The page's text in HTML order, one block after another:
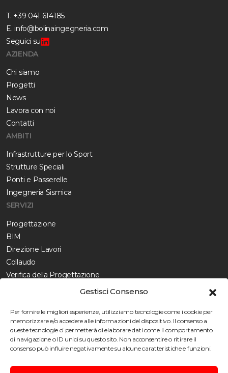
Gestisci Consenso
Per fornire le migliori esperienze, utilizziamo tecnologie come i cookie per
memorizzare e/o accedere alle informazioni del dispositivo. Il consenso a
queste tecnologie ci permetterà di elaborare dati come il comportamento
di navigazione o ID unici su questo sito. Non acconsentire o ritirare il
consenso può influire negativamente su alcune caratteristiche e funzioni.
T. +39 041 614185
E. info@bolinaingegneria.com
Seguici su
AZIENDA
Chi siamo
Progetti
News
Lavora con noi
Contatti
AMBITI
Infrastrutture per lo Sport
Strutture Speciali
Ponti e Passerelle
Ingegneria Sismica
SERVIZI
Progettazione
BIM
Direzione Lavori
Collaudo
Verifica della Progettazione
Certificazioni
Politica integrata
Politica di Parità di Genere